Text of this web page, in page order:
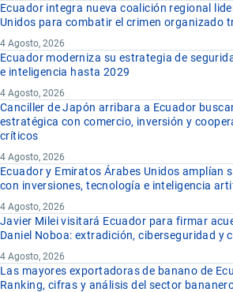
Ecuador integra nueva coalición regional
Unidos para combatir el crimen organizado
4 Agosto, 2026
Ecuador moderniza su estrategia de
e inteligencia hasta 2029
4 Agosto, 2026
Canciller de Japón arribara a Ecuador
estratégica con comercio, inversión y
críticos
4 Agosto, 2026
Ecuador y Emiratos Árabes Unidos amplían
con inversiones, tecnología e inteligencia
4 Agosto, 2026
Javier Milei visitará Ecuador para firmar
Daniel Noboa: extradición, ciberseguridad y
4 Agosto, 2026
Las mayores exportadoras de banano de
Ranking, cifras y análisis del sector